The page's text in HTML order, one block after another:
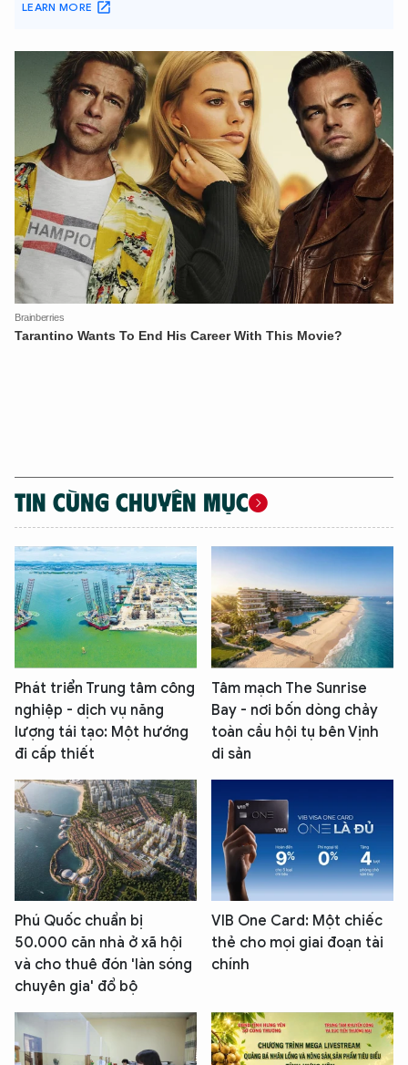
TIN CÙNG CHUYÊN MỤC
Phát triển Trung tâm công
nghiệp - dịch vụ năng
lượng tái tạo: Một hướng
đi cấp thiết
Tâm mạch The Sunrise
Bay - nơi bốn dòng chảy
toàn cầu hội tụ bên Vịnh
di sản
Phú Quốc chuẩn bị
50.000 căn nhà ở xã hội
và cho thuê đón 'làn sóng
chuyên gia' đổ bộ
VIB One Card: Một chiếc
thẻ cho mọi giai đoạn tài
chính